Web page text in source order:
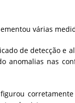
várias
de detecção e
anomalias nas